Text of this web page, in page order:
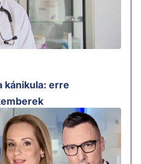
kánikula: erre